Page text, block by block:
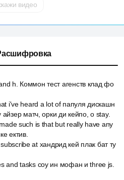
видео
h. Коммон тест агенств клад фо
i've heard a lot of папуля дискашн
матч, орки ди кейпо, о stay.
such is that but really have any
ектив.
at хандрид кей плак бат ту
and tasks соу ин мофан и three js.